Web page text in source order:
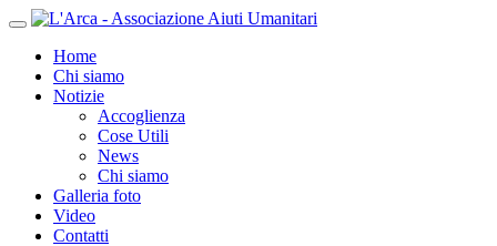
Home
Chi siamo
Notizie
Accoglienza
Cose Utili
News
Chi siamo
Galleria foto
Video
Contatti